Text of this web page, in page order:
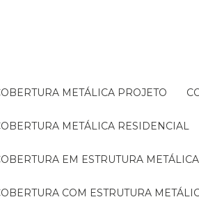
COBERTURA METÁLICA PROJETO
COBERTURA METÁLICA RESIDENCIAL
COBERTURA EM ESTRUTURA METÁLICA
COBERTURA COM ESTRUTURA